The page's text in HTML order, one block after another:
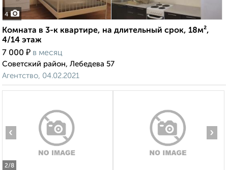
4
Комната в 3-к квартире, на длительный срок, 18м²,
4/14 этаж
7 000 ₽ в месяц
Советский район, Лебедева 57
Агентство, 04.02.2021
2/8
‹ ›